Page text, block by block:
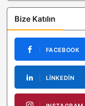
Bize Katılın
FACEBOOK
LINKEDIN